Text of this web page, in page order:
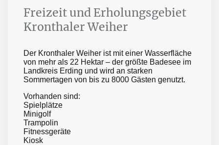
Freizeit und Erholungsgebiet
Kronthaler Weiher
Der Kronthaler Weiher ist mit einer Wasserfläche
von mehr als 22 Hektar – der größte Badesee im
Landkreis Erding und wird an starken
Sommertagen von bis zu 8000 Gästen genutzt.
Vorhanden sind:
Spielplätze
Minigolf
Trampolin
Fitnessgeräte
Kiosk